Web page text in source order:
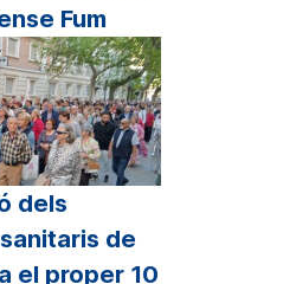
Fum
dels
de
el proper 10